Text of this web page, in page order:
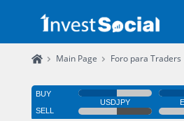
Main Page Foro para Traders